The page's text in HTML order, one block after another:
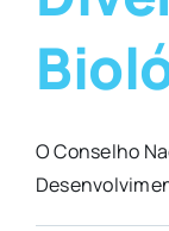
O Conselho